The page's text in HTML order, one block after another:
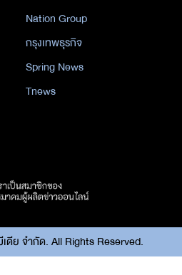
Nation Group
กรุงเทพธุรกิจ
Spring News
Tnews
ดีย จำกัด. All Rights Reserved.